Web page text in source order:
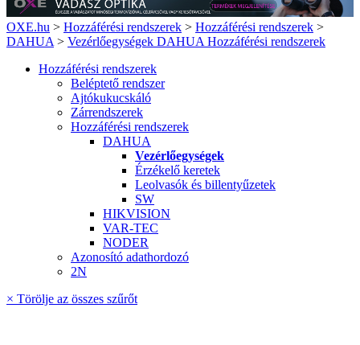
OXE.hu > Hozzáférési rendszerek > Hozzáférési rendszerek >
DAHUA > Vezérlőegységek DAHUA Hozzáférési rendszerek
Hozzáférési rendszerek
Beléptető rendszer
Ajtókukucskáló
Zárrendszerek
Hozzáférési rendszerek
DAHUA
Vezérlőegységek
Érzékelő keretek
Leolvasók és billentyűzetek
SW
HIKVISION
VAR-TEC
NODER
Azonosító adathordozó
2N
× Törölje az összes szűrőt